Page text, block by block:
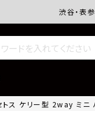
渋谷・表
トス ケリー型 2way ミニ